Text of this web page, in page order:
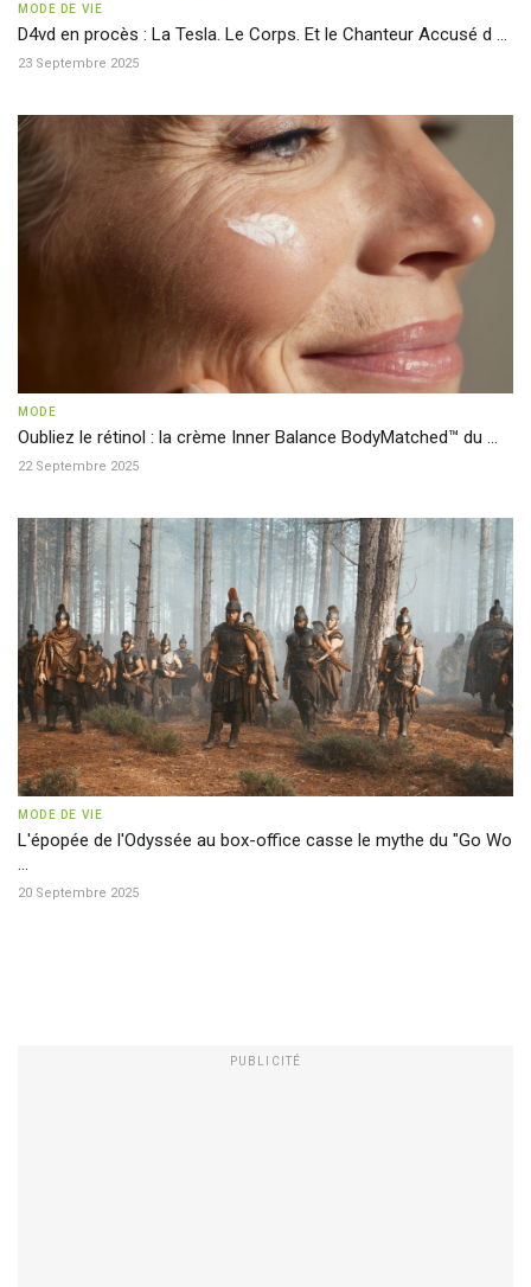
MODE DE VIE
D4vd en procès : La Tesla. Le Corps. Et le Chanteur Accusé d ...
23 Septembre 2025
MODE
Oubliez le rétinol : la crème Inner Balance BodyMatched™ du ...
22 Septembre 2025
MODE DE VIE
L'épopée de l'Odyssée au box-office casse le mythe du "Go Wo
...
20 Septembre 2025
PUBLICITÉ